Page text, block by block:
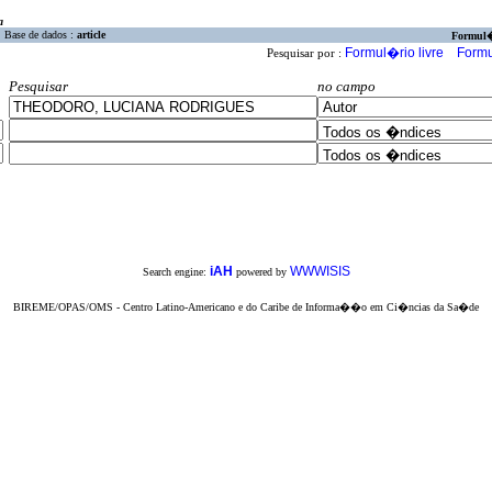
Base de dados : article
Pesquisar por : Formul�rio livre
Pesquisar
no campo
Search engine: iAH powered by WWWISIS
BIREME/OPAS/OMS - Centro Latino-Americano e do Caribe de Informa��o em Ci�ncias da Sa�de